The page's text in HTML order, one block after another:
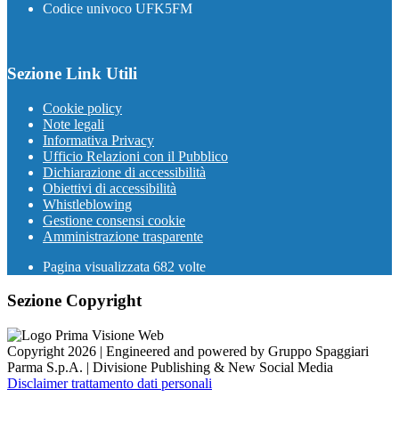
Codice univoco UFK5FM
Sezione Link Utili
Cookie policy
Note legali
Informativa Privacy
Ufficio Relazioni con il Pubblico
Dichiarazione di accessibilità
Obiettivi di accessibilità
Whistleblowing
Gestione consensi cookie
Amministrazione trasparente
Pagina visualizzata 682 volte
Sezione Copyright
Copyright 2026 | Engineered and powered by Gruppo Spaggiari
Parma S.p.A. | Divisione Publishing & New Social Media
Disclaimer trattamento dati personali